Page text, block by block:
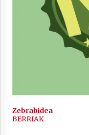
Zebrabidea
BERRIAK